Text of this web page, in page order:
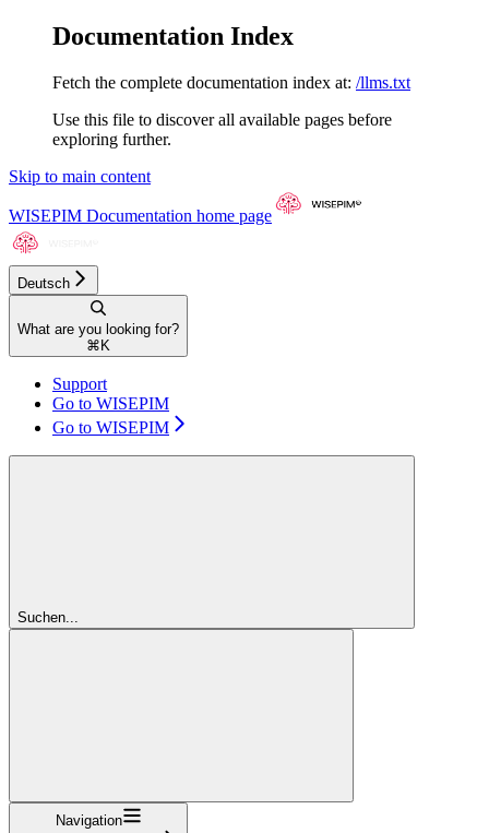
Documentation Index
Fetch the complete documentation index at: /llms.txt
Use this file to discover all available pages before
exploring further.
Skip to main content
WISEPIM Documentation home page
Deutsch
What are you looking for?
⌘ K
Support
Go to WISEPIM
Go to WISEPIM
Suchen...
Navigation